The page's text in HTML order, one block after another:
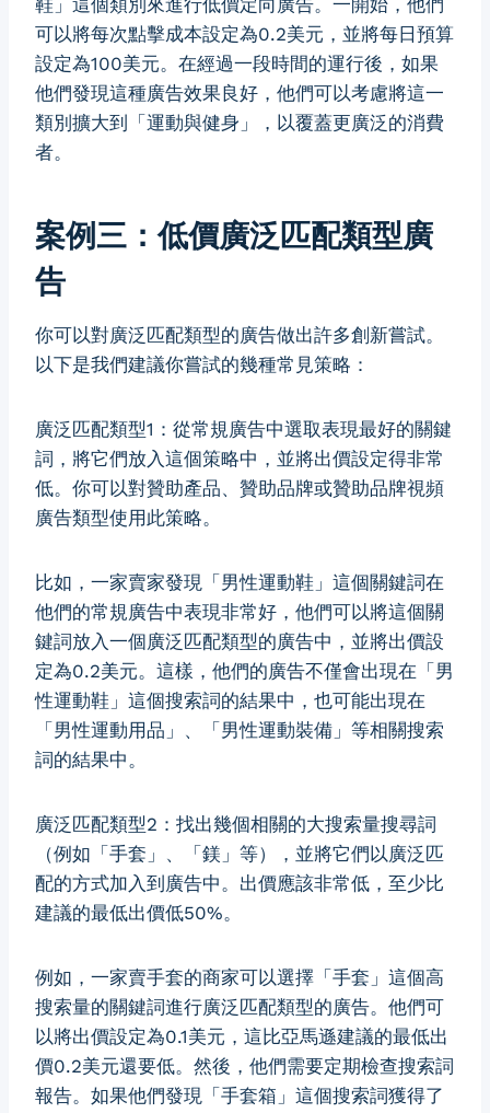
鞋」這個類別來進行低價定向廣告。一開始，他們
可以將每次點擊成本設定為0.2美元，並將每日預算
設定為100美元。在經過一段時間的運行後，如果
他們發現這種廣告效果良好，他們可以考慮將這一
類別擴大到「運動與健身」，以覆蓋更廣泛的消費
者。
案例三：低價廣泛匹配類型廣
告
你可以對廣泛匹配類型的廣告做出許多創新嘗試。
以下是我們建議你嘗試的幾種常見策略：
廣泛匹配類型1：從常規廣告中選取表現最好的關鍵
詞，將它們放入這個策略中，並將出價設定得非常
低。你可以對贊助產品、贊助品牌或贊助品牌視頻
廣告類型使用此策略。
比如，一家賣家發現「男性運動鞋」這個關鍵詞在
他們的常規廣告中表現非常好，他們可以將這個關
鍵詞放入一個廣泛匹配類型的廣告中，並將出價設
定為0.2美元。這樣，他們的廣告不僅會出現在「男
性運動鞋」這個搜索詞的結果中，也可能出現在
「男性運動用品」、「男性運動裝備」等相關搜索
詞的結果中。
廣泛匹配類型2：找出幾個相關的大搜索量搜尋詞
（例如「手套」、「鎂」等），並將它們以廣泛匹
配的方式加入到廣告中。出價應該非常低，至少比
建議的最低出價低50%。
例如，一家賣手套的商家可以選擇「手套」這個高
搜索量的關鍵詞進行廣泛匹配類型的廣告。他們可
以將出價設定為0.1美元，這比亞馬遜建議的最低出
價0.2美元還要低。然後，他們需要定期檢查搜索詞
報告。如果他們發現「手套箱」這個搜索詞獲得了